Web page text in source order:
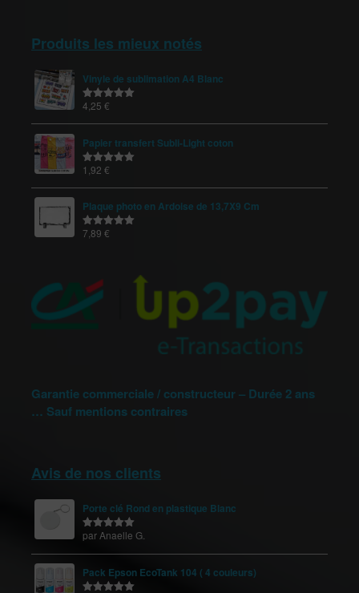
Produits les mieux notés
Vinyle de sublimation A4 Blanc
Note5.00
4,25 €
Papier transfert Subli-Light coton
Note5.00
1,92 €
Plaque photo en Ardoise de 13,7X9 Cm
Note5.00
7,89 €
Garantie commerciale / constructeur – Durée 2 ans
… Sauf mentions contraires
Avis de nos clients
Porte clé Rond en plastique Blanc
Note5sur
par Anaelle G.
Pack Epson EcoTank 104 ( 4 couleurs)